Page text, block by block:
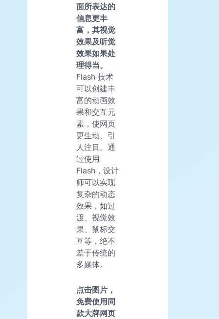
面所表达的
信息更丰
富，其视觉
效果及听觉
效果如果处
理得当。
Flash 技术
可以创建丰
富的动画效
果和交互元
素，使网页
更生动、引
人注目。通
过使用
Flash，设计
师可以实现
复杂的动态
效果，如过
渡、视觉效
果、鼠标交
互等，绝不
差于传统的
多媒体。
点击图片，
免费使用同
款大牌网页